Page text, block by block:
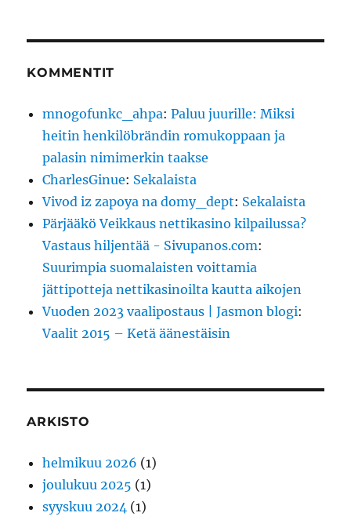
KOMMENTIT
mnogofunkc_ahpa:Paluu juurille: Miksi
heitin henkilöbrändin romukoppaan ja
palasin nimimerkin taakse
CharlesGinue: Sekalaista
Vivod iz zapoya na domy_dept: Sekalaista
Pärjääkö Veikkaus nettikasino kilpailussa?
Vastaus hiljentää - Sivupanos.com:
Suurimpia suomalaisten voittamia
jättipotteja nettikasinoilta kautta aikojen
Vuoden 2023 vaalipostaus | Jasmon blogi:
Vaalit 2015 – Ketä äänestäisin
ARKISTO
helmikuu 2026 (1)
joulukuu 2025 (1)
syyskuu 2024 (1)